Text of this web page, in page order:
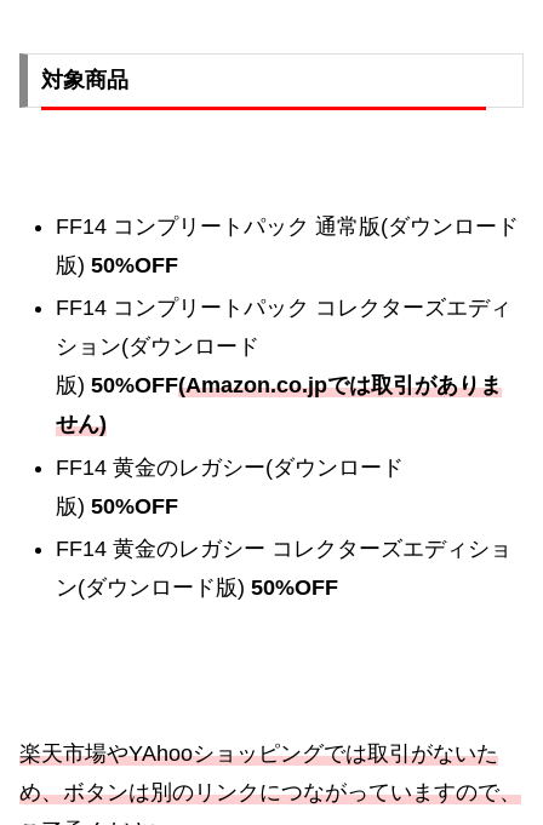
対象商品
FF14 コンプリートパック 通常版(ダウンロード
版) 50%OFF
FF14 コンプリートパック コレクターズエディ
ション(ダウンロード
版) 50%OFF(Amazon.co.jpでは取引がありま
せん)
FF14 黄金のレガシー(ダウンロード
版) 50%OFF
FF14 黄金のレガシー コレクターズエディショ
ン(ダウンロード版) 50%OFF
楽天市場やYAhooショッピングでは取引がないた
め、ボタンは別のリンクにつながっていますので、